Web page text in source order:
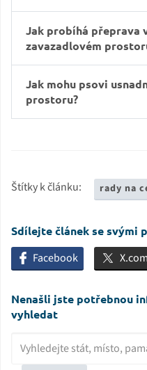
Jak probíhá přeprava
zavazadlovém
Jak mohu psovi
prostoru?
Štítky k článku: rady na
Sdílejte článek se svými
Facebook X.com
Nenašli jste potřebnou
vyhledat